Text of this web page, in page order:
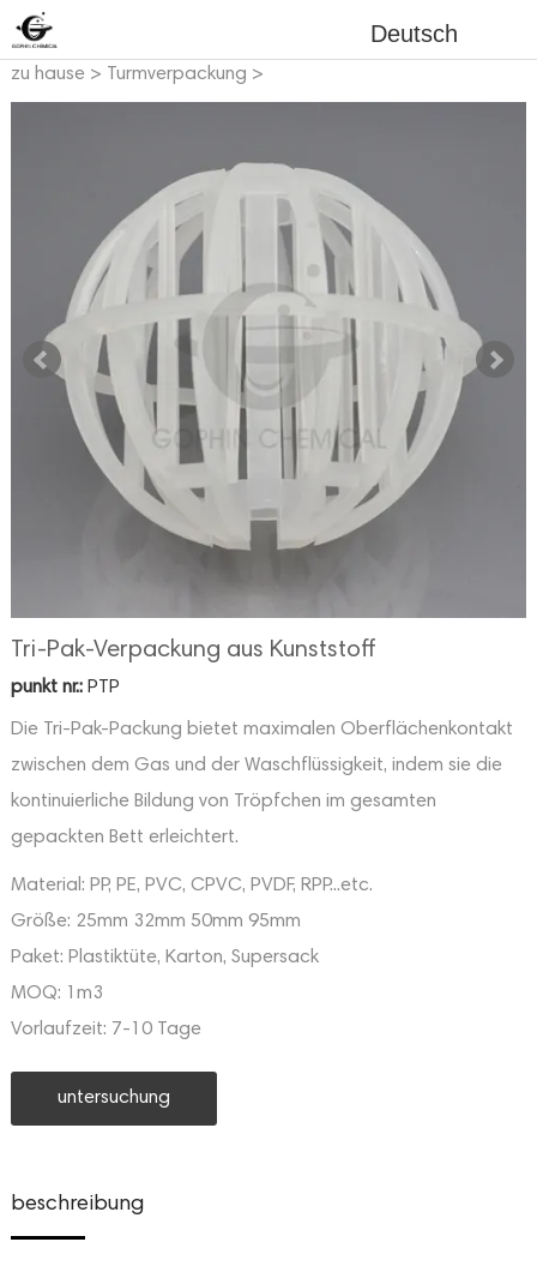
Deutsch
zu hause> Turmverpackung >
Plastikturmverpackung
Tri-Pak-Verpackung aus Kunststoff
punkt nr.:PTP
Die Tri-Pak-Packung bietet maximalen Oberflächenkontakt
zwischen dem Gas und der Waschflüssigkeit, indem sie die
kontinuierliche Bildung von Tröpfchen im gesamten
gepackten Bett erleichtert.
Material: PP, PE, PVC, CPVC, PVDF, RPP...etc.
Größe: 25mm 32mm 50mm 95mm
Paket: Plastiktüte, Karton, Supersack
MOQ:
1m3
Vorlaufzeit: 7-10 Tage
untersuchung
beschreibung